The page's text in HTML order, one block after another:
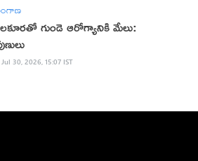
గుండె ఆరోగ్యానికి మేలు:
Jul 30, 2026, 15:07 IST